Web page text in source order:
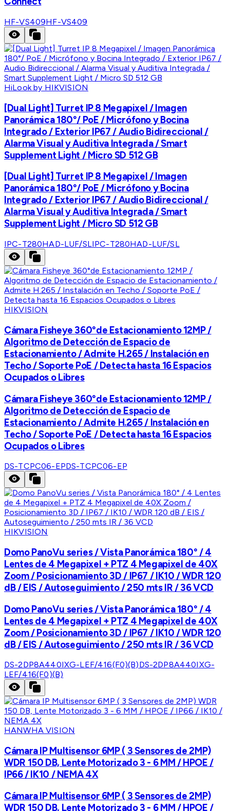
HF-VS409HF-VS409
HiLook by HIKVISION
[Dual Light] Turret IP 8 Megapixel / Imagen
Panorámica 180°/ PoE / Micrófono y Bocina
Integrado / Exterior IP67 / Audio Bidireccional /
Alarma Visual y Auditiva Integrada / Smart
Supplement Light / Micro SD 512 GB
[Dual Light] Turret IP 8 Megapixel / Imagen
Panorámica 180°/ PoE / Micrófono y Bocina
Integrado / Exterior IP67 / Audio Bidireccional /
Alarma Visual y Auditiva Integrada / Smart
Supplement Light / Micro SD 512 GB
IPC-T280HAD-LUF/SLIPC-T280HAD-LUF/SL
HIKVISION
Cámara Fisheye 360°de Estacionamiento 12MP /
Algoritmo de Detección de Espacio de
Estacionamiento / Admite H.265 / Instalación en
Techo / Soporte PoE / Detecta hasta 16 Espacios
Ocupados o Libres
Cámara Fisheye 360°de Estacionamiento 12MP /
Algoritmo de Detección de Espacio de
Estacionamiento / Admite H.265 / Instalación en
Techo / Soporte PoE / Detecta hasta 16 Espacios
Ocupados o Libres
DS-TCPC06-EPDS-TCPC06-EP
HIKVISION
Domo PanoVu series / Vista Panorámica 180° / 4
Lentes de 4 Megapixel + PTZ 4 Megapixel de 40X
Zoom / Posicionamiento 3D / IP67 / IK10 / WDR 120
dB / EIS / Autoseguimiento / 250 mts IR / 36 VCD
Domo PanoVu series / Vista Panorámica 180° / 4
Lentes de 4 Megapixel + PTZ 4 Megapixel de 40X
Zoom / Posicionamiento 3D / IP67 / IK10 / WDR 120
dB / EIS / Autoseguimiento / 250 mts IR / 36 VCD
DS-2DP8A440IXG-LEF/416(F0)(B)DS-2DP8A440IXG-
LEF/416(F0)(B)
HANWHA VISION
Cámara IP Multisensor 6MP ( 3 Sensores de 2MP)
WDR 150 DB, Lente Motorizado 3 - 6 MM / HPOE /
IP66 / IK10 / NEMA 4X
Cámara IP Multisensor 6MP ( 3 Sensores de 2MP)
WDR 150 DB, Lente Motorizado 3 - 6 MM / HPOE /